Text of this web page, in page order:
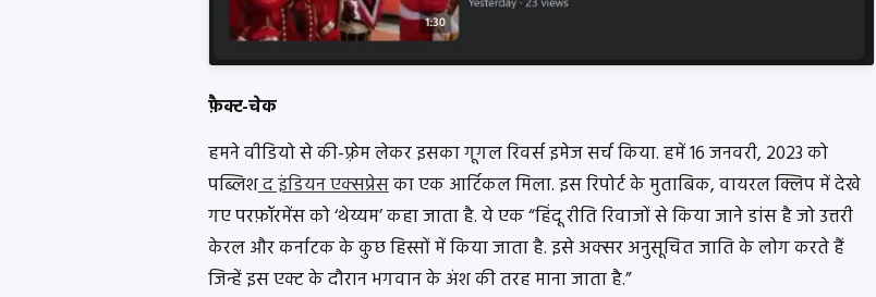
फ़ैक्ट-चेक
हमने वीडियो से की-फ़्रेम लेकर इसका गूगल रिवर्स इमेज सर्च किया. हमें 16 जनवरी, 2023 को
पब्लिशद इंडियन एक्सप्रेसका एक आर्टिकल मिला. इस रिपोर्ट के मुताबिक, वायरल क्लिप में देखे
गए परफ़ॉरमेंस को ‘थेय्यम’ कहा जाता है. ये एक “हिंदू रीति रिवाजों से किया जाने डांस है जो उत्तरी
केरल और कर्नाटक के कुछ हिस्सों में किया जाता है. इसे अक्सर अनुसूचित जाति के लोग करते हैं
जिन्हें इस एक्ट के दौरान भगवान के अंश की तरह माना जाता है.”